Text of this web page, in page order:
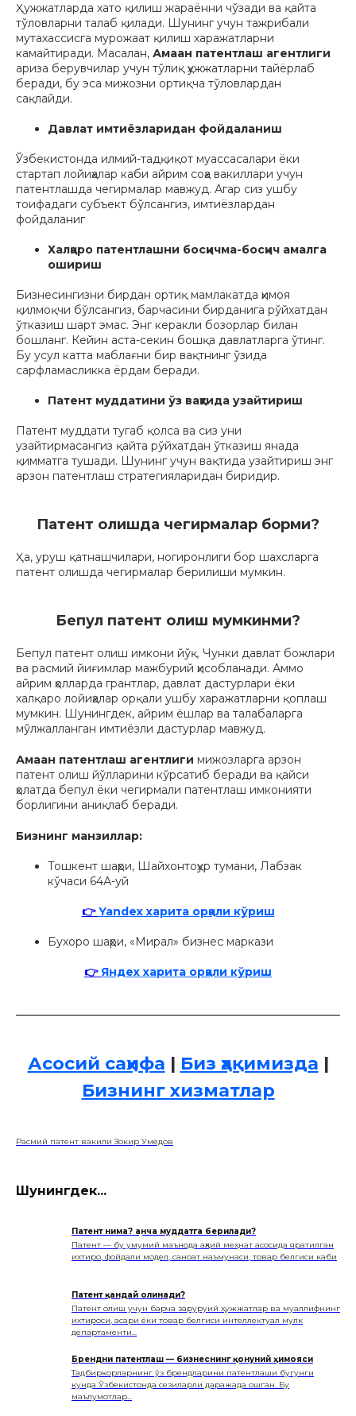
Ҳужжатларда хато қилиш жараённи чўзади ва қайта
тўловларни талаб қилади. Шунинг учун тажрибали
мутахассисга мурожаат қилиш харажатларни
камайтиради. Масалан, Амаан патентлаш агентлиги
ариза берувчилар учун тўлиқ ҳужжатларни тайёрлаб
беради, бу эса мижозни ортиқча тўловлардан
сақлайди.
Давлат имтиёзларидан фойдаланиш
Ўзбекистонда илмий-тадқиқот муассасалари ёки
стартап лойиҳалар каби айрим соҳа вакиллари учун
патентлашда чегирмалар мавжуд. Агар сиз ушбу
тоифадаги субъект бўлсангиз, имтиёзлардан
фойдаланиг
Халқаро патентлашни босқичма-босқич амалга
ошириш
Бизнесингизни бирдан ортиқ мамлакатда ҳимоя
қилмоқчи бўлсангиз, барчасини бирданига рўйхатдан
ўтказиш шарт эмас. Энг керакли бозорлар билан
бошланг. Кейин аста-секин бошқа давлатларга ўтинг.
Бу усул катта маблағни бир вақтнинг ўзида
сарфламасликка ёрдам беради.
Патент муддатини ўз вақтида узайтириш
Патент муддати тугаб қолса ва сиз уни
узайтирмасангиз қайта рўйхатдан ўтказиш янада
қимматга тушади. Шунинг учун вақтида узайтириш энг
арзон патентлаш стратегияларидан биридир.
Патент олишда чегирмалар борми?
Ҳа, уруш қатнашчилари, ногиронлиги бор шахсларга
патент олишда чегирмалар берилиши мумкин.
Бепул патент олиш мумкинми?
Бепул патент олиш имкони йўқ. Чунки давлат божлари
ва расмий йиғимлар мажбурий ҳисобланади. Аммо
айрим ҳолларда грантлар, давлат дастурлари ёки
халқаро лойиҳалар орқали ушбу харажатларни қоплаш
мумкин. Шунингдек, айрим ёшлар ва талабаларга
мўлжалланган имтиёзли дастурлар мавжуд.
Амаан патентлаш агентлиги мижозларга арзон
патент олиш йўлларини кўрсатиб беради ва қайси
ҳолатда бепул ёки чегирмали патентлаш имконияти
борлигини аниқлаб беради.
Бизнинг манзиллар:
Тошкент шаҳри, Шайхонтоҳур тумани, Лабзак
кўчаси 64А-уй
👉Yandex харита орқали кўриш
Бухоро шаҳри, «Мирал» бизнес маркази
👉 Яндех харита орқали кўриш
Асосий саҳифа | Биз ҳақимизда |
Бизнинг хизматлар
Расмий патент вакили Зокир Умедов
Шунингдек...
Патент нима? Қанча муддатга берилади?
Патент — бу умумий маънода ақлий меҳнат асосида яратилган
ихтиро, фойдали модел, саноат наъмунаси, товар белгиси каби
Патент қандай олинади?
Патент олиш учун барча заруруий ҳужжатлар ва муаллифнинг
ихтироси, асари ёки товар белгиси интеллектуал мулк
департаменти...
Брендни патентлаш — бизнеснинг қонуний ҳимояси
Тадбиркорларнинг ўз брендларини патентлаши бугунги
кунда Ўзбекистонда сезиларли даражада ошган. Бу
маълумотлар...